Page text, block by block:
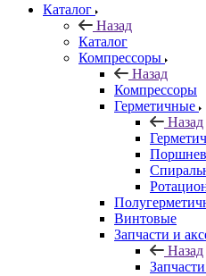
Каталог
Назад
Каталог
Компрессоры
Назад
Компрессоры
Герметичные
Назад
Винтовые
Запчасти и
Назад